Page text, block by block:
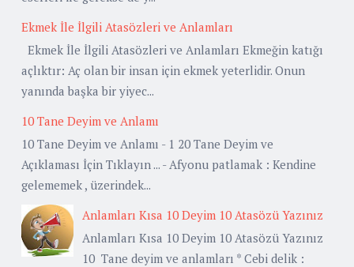
Ekmek İle İlgili Atasözleri ve Anlamları
Ekmek İle İlgili Atasözleri ve Anlamları Ekmeğin katığı
açlıktır: Aç olan bir insan için ekmek yeterlidir. Onun
yanında başka bir yiyec...
10 Tane Deyim ve Anlamı
10 Tane Deyim ve Anlamı - 1 20 Tane Deyim ve
Açıklaması İçin Tıklayın ... - Afyonu patlamak : Kendine
gelememek , üzerindek...
Anlamları Kısa 10 Deyim 10 Atasözü Yazınız
Anlamları Kısa 10 Deyim 10 Atasözü Yazınız
10 Tane deyim ve anlamları * Cebi delik :